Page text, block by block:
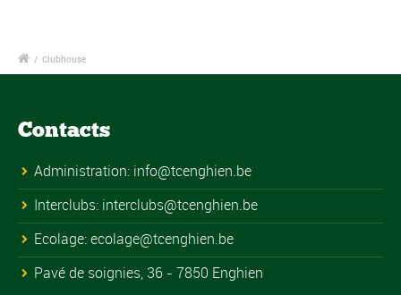
/ Clubhouse
Contacts
Administration: info@tcenghien.be
Interclubs: interclubs@tcenghien.be
Ecolage:ecolage@tcenghien.be
Pavé de soignies, 36 - 7850 Enghien